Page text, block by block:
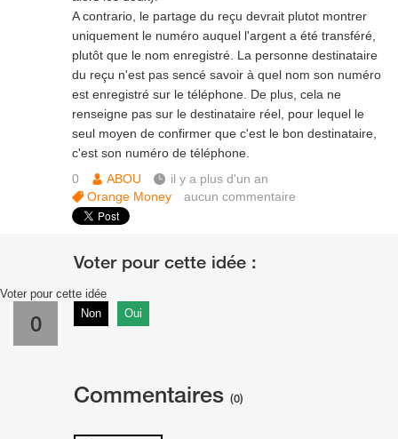
A contrario, le partage du reçu devrait plutot montrer
uniquement le numéro auquel l'argent a été transféré,
plutôt que le nom enregistré. La personne destinataire
du reçu n'est pas sencé savoir à quel nom son numéro
est enregistré sur le téléphone. De plus, cela ne
renseigne pas sur le destinataire réel, pour lequel le
seul moyen de confirmer que c'est le bon destinataire,
c'est son numéro de téléphone.
0
ABOU
il y a plus d'un an
Orange Money
aucun commentaire
Voter pour cette idée
0 Non Oui
Commentaires (0)